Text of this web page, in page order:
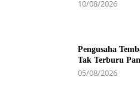
10/08/2026
Pengusaha
Tak Terburu
05/08/2026